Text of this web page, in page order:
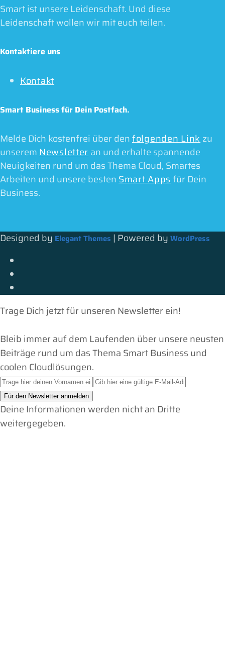
Smart ist unsere Leidenschaft. Und diese
Leidenschaft wollen wir mit euch teilen.
Kontaktiere uns
Kontakt
Smart Business für Dein Postfach.
Melde Dich kostenfrei über denfolgenden Linkzu
unseremNewsletteran und erhalte spannende
Neuigkeiten rund um das Thema Cloud, Smartes
Arbeiten und unsere bestenSmart Appsfür Dein
Business.
Designed by Elegant Themes | Powered by WordPress
Trage Dich jetzt für unseren Newsletter ein!
Bleib immer auf dem Laufenden über unsere neusten
Beiträge rund um das Thema Smart Business und
coolen Cloudlösungen.
Deine Informationen werden nicht an Dritte
weitergegeben.